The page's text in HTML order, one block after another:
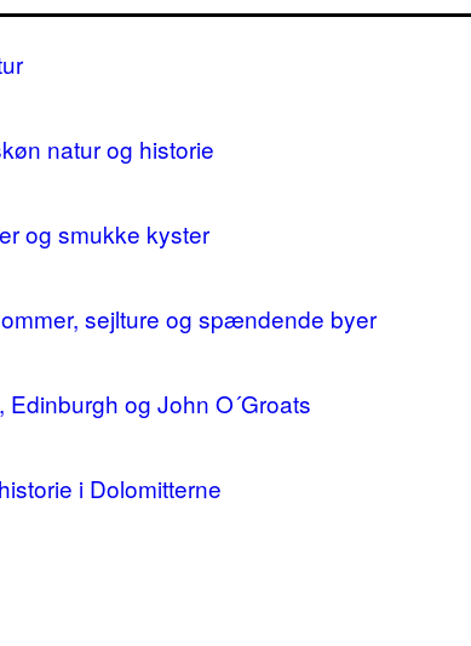
natur og historie
og smukke kyster
sejlture og spændende byer
og John O´Groats
i Dolomitterne